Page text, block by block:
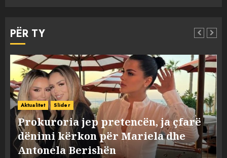
PËR TY
Aktualitet Slider
Prokuroria jep pretencën, ja çfarë
dënimi kërkon për Mariela dhe
Antonela Berishën
3
ngjarja u fsheh. A u vodhën
MARCH 25, 2025
4
Prokuroria jep pretencën, ja
çfarë dënimi kërkon për
Mariela dhe Antonela
Berishën
MARCH 25, 2025